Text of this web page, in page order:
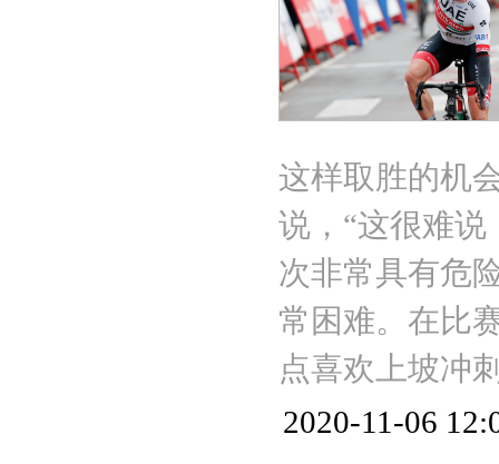
这样取胜的机
说，“这很难
次非常具有危
常困难。在比
点喜欢上坡冲
2020-11-06